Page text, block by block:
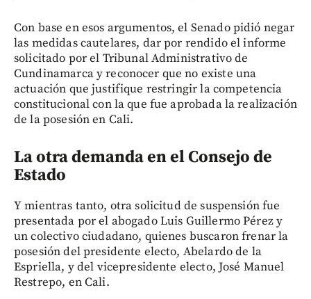
Con base en esos argumentos, el Senado pidió negar
las medidas cautelares, dar por rendido el informe
solicitado por el Tribunal Administrativo de
Cundinamarca y reconocer que no existe una
actuación que justifique restringir la competencia
constitucional con la que fue aprobada la realización
de la posesión en Cali.
La otra demanda en el Consejo de
Estado
Y mientras tanto, otra solicitud de suspensión fue
presentada por el abogado Luis Guillermo Pérez y
un colectivo ciudadano, quienes buscaron frenar la
posesión del presidente electo, Abelardo de la
Espriella, y del vicepresidente electo, José Manuel
Restrepo, en Cali.